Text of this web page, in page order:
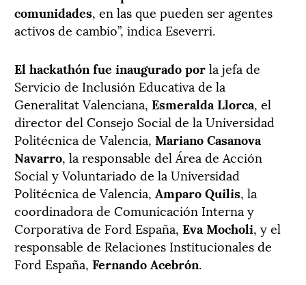
comunidades, en las que pueden ser agentes
activos de cambio”, indica Eseverri.
El hackathón fue inaugurado porla jefa de
Servicio de Inclusión Educativa de la
Generalitat Valenciana, Esmeralda Llorca, el
director del Consejo Social de la Universidad
Politécnica de Valencia, Mariano Casanova
Navarro, la responsable del Área de Acción
Social y Voluntariado de la Universidad
Politécnica de Valencia, Amparo Quilis, la
coordinadora de Comunicación Interna y
Corporativa de Ford España, Eva Mocholi, y el
responsable de Relaciones Institucionales de
Ford España, Fernando Acebrón.